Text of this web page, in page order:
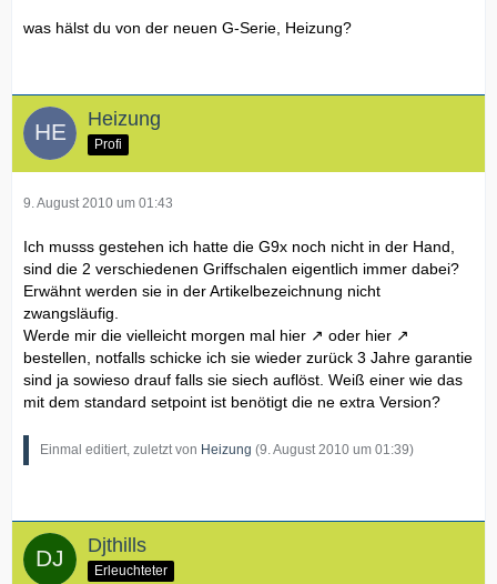
was hälst du von der neuen G-Serie, Heizung?
Heizung
Profi
9. August 2010 um 01:43
Ich musss gestehen ich hatte die G9x noch nicht in der Hand,
sind die 2 verschiedenen Griffschalen eigentlich immer dabei?
Erwähnt werden sie in der Artikelbezeichnung nicht
zwangsläufig.
Werde mir die vielleicht morgen mal hier oder hier
bestellen, notfalls schicke ich sie wieder zurück 3 Jahre garantie
sind ja sowieso drauf falls sie siech auflöst. Weiß einer wie das
mit dem standard setpoint ist benötigt die ne extra Version?
Einmal editiert, zuletzt von Heizung (9. August 2010 um 01:39)
Djthills
Erleuchteter